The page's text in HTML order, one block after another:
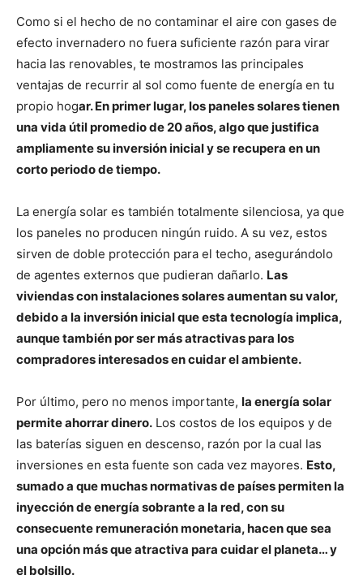
Como si el hecho de no contaminar el aire con gases de
efecto invernadero no fuera suficiente razón para virar
hacia las renovables, te mostramos las principales
ventajas de recurrir al sol como fuente de energía en tu
propio hogar. En primer lugar, los paneles solares tienen
una vida útil promedio de 20 años, algo que justifica
ampliamente su inversión inicial y se recupera en un
corto periodo de tiempo.
La energía solar es también totalmente silenciosa, ya que
los paneles no producen ningún ruido. A su vez, estos
sirven de doble protección para el techo, asegurándolo
de agentes externos que pudieran dañarlo. Las
viviendas con instalaciones solares aumentan su valor,
debido a la inversión inicial que esta tecnología implica,
aunque también por ser más atractivas para los
compradores interesados en cuidar el ambiente.
Por último, pero no menos importante, la energía solar
permite ahorrar dinero. Los costos de los equipos y de
las baterías siguen en descenso, razón por la cual las
inversiones en esta fuente son cada vez mayores. Esto,
sumado a que muchas normativas de países permiten la
inyección de energía sobrante a la red, con su
consecuente remuneración monetaria, hacen que sea
una opción más que atractiva para cuidar el planeta… y
el bolsillo.